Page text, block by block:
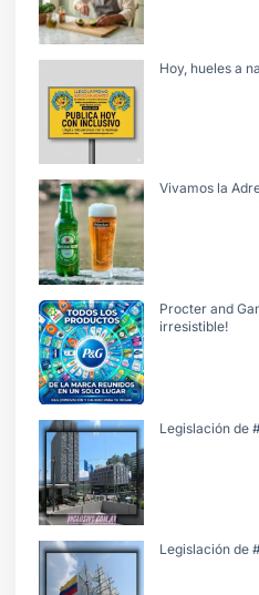
Hoy, hueles a
Vivamos la
Procter and
irresistible!
Legislación de
Legislación de